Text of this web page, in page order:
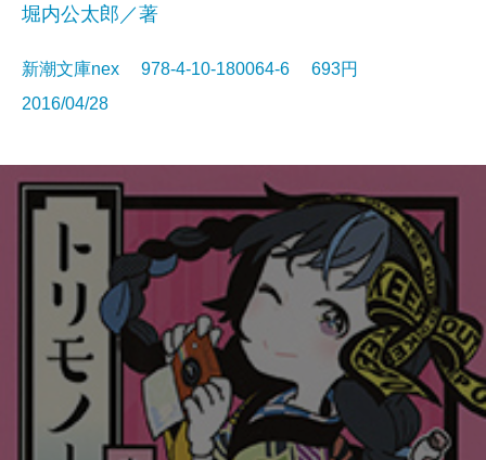
堀内公太郎／著
新潮文庫nex 978-4-10-180064-6 693円
2016/04/28